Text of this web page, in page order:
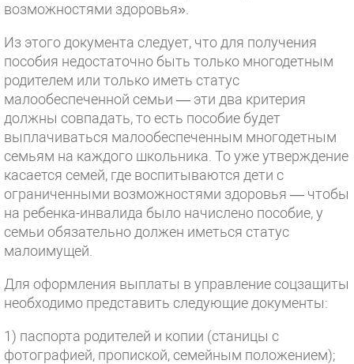
возможностями здоровья».
Из этого документа следует, что для получения
пособия недостаточно быть только многодетным
родителем или только иметь статус
малообеспеченной семьи — эти два критерия
должны совпадать, то есть пособие будет
выплачиваться малообеспеченным многодетным
семьям на каждого школьника. То уже утверждение
касается семей, где воспитываются дети с
ограниченными возможностями здоровья — чтобы
на ребенка-инвалида было начислено пособие, у
семьи обязательно должен иметься статус
малоимущей.
Для оформления выплаты в управление соцзащиты
необходимо представить следующие документы:
1) паспорта родителей и копии (станицы с
фотографией, пропиской, семейным положением);